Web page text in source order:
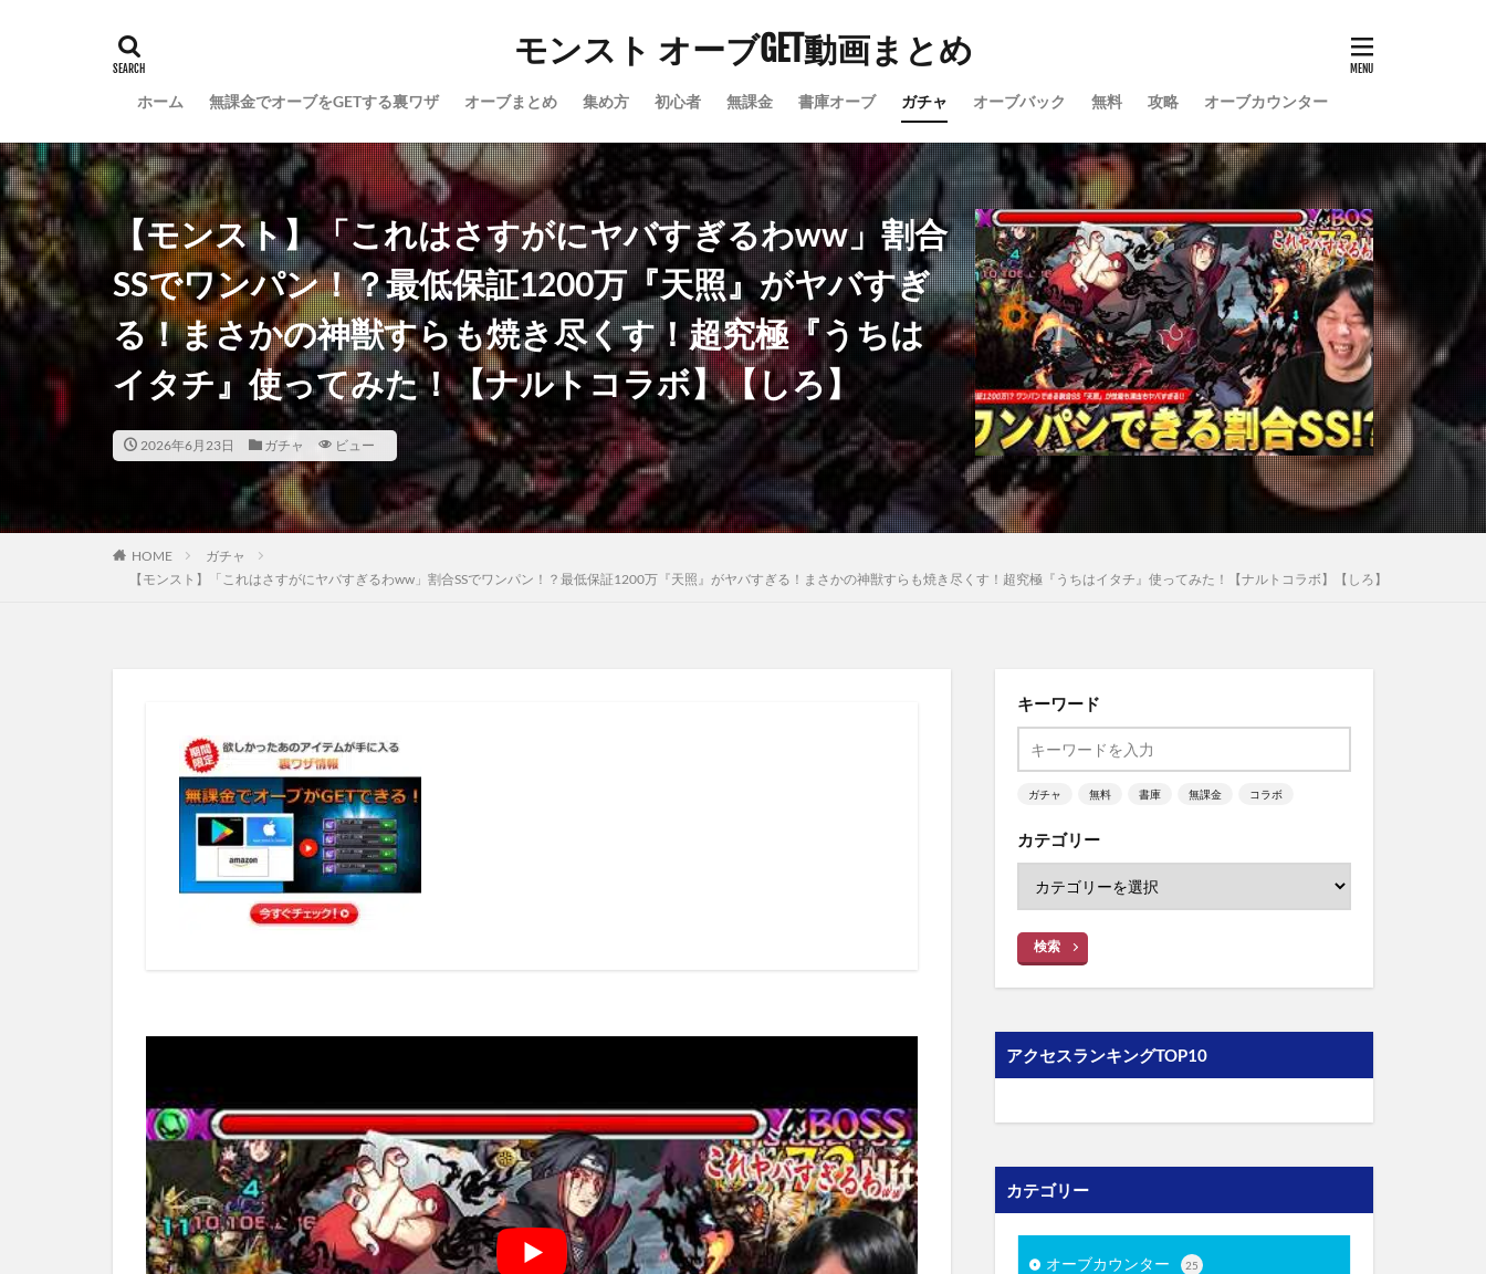
モンスト オーブGET動画まとめ
ホーム 無課金でオーブをGETする裏ワザ オーブまとめ 集め方 初心者 無課金 書庫オーブ ガチャ オーブバック 無料 攻略 オーブカウンター
【モンスト】「これはさすがにヤバすぎるわww」割合
SSでワンパン！？最低保証1200万『天照』がヤバすぎ
る！まさかの神獣すらも焼き尽くす！超究極『うちは
イタチ』使ってみた！【ナルトコラボ】【しろ】
2026年6月23日 ガチャ ビュー
HOME
ガチャ
【モンスト】「これはさすがにヤバすぎるわww」割合SSでワンパン！？最低保証1200万『天照』がヤバすぎる！まさかの神獣すらも焼き尽くす！超究極『うちはイタチ』使ってみた！【ナルトコラボ】【しろ】
キーワード
ガチャ 無料 書庫 無課金 コラボ
カテゴリー
検索
アクセスランキングTOP10
カテゴリー
オーブカウンター 25